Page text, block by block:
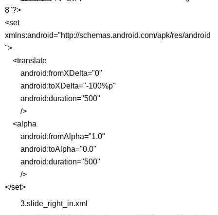
8"?>
<set
xmlns:android="http://schemas.android.com/apk/res/android
">
<translate
android:fromXDelta="0"
android:toXDelta="-100%p"
android:duration="500"
/>
<alpha
android:fromAlpha="1.0"
android:toAlpha="0.0"
android:duration="500"
/>
</set>
3.slide_right_in.xml